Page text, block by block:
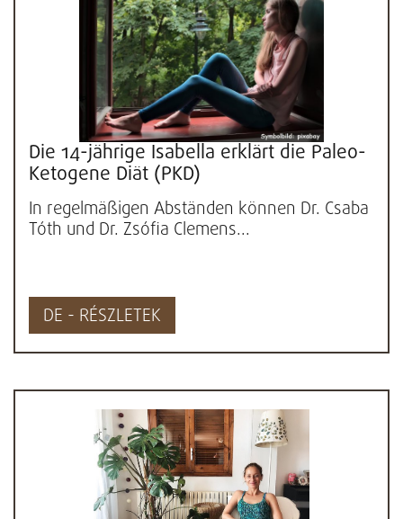
Die 14-jährige Isabella erklärt die Paleo-
Ketogene Diät (PKD)
In regelmäßigen Abständen können Dr. Csaba
Tóth und Dr. Zsófia Clemens...
DE - RÉSZLETEK